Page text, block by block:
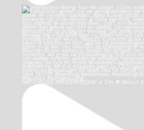
NATUURLIJKE ANTIDEPRESSIVA: ☀️ Zon 🌳 Natuur